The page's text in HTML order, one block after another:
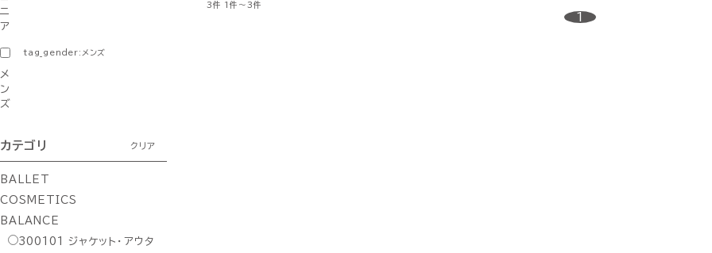
ニ
ア
tag_gender:メンズ
メ
ン
ズ
カテゴリ クリア
BALLET
COSMETICS
BALANCE
300101
ジャケット・アウタ
3件 1件～3件
1